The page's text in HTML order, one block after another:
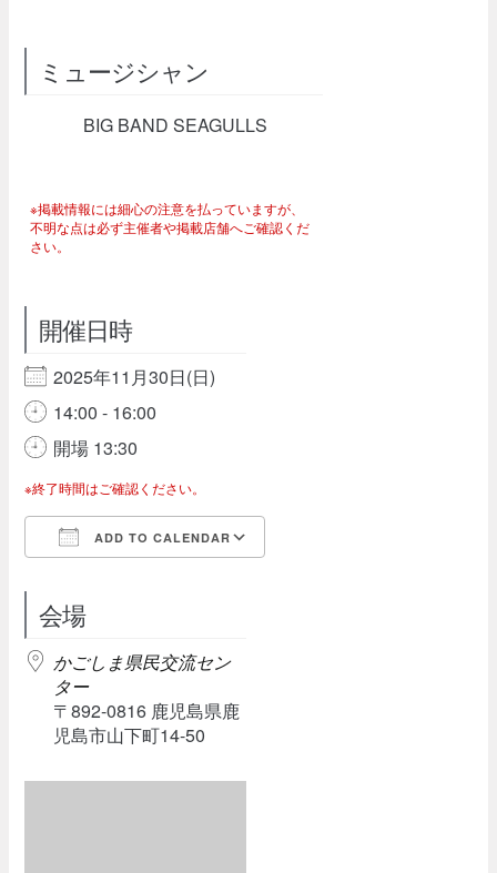
ミュージシャン
BIG BAND SEAGULLS
※掲載情報には細心の注意を払っていますが、
不明な点は必ず主催者や掲載店舗へご確認くだ
さい。
開催日時
2025年11月30日(日)
14:00 - 16:00
開場 13:30
※終了時間はご確認ください。
ADD TO CALENDAR
会場
かごしま県民交流セン
ター
〒892-0816 鹿児島県鹿
児島市山下町14-50